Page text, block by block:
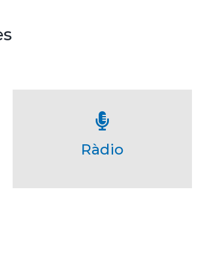
Ràdio